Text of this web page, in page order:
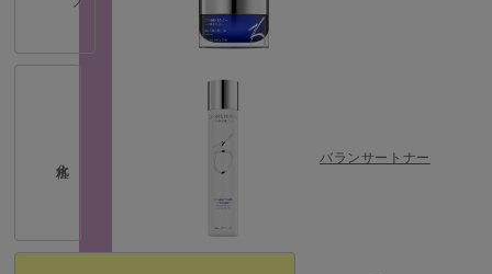
バランサートナー